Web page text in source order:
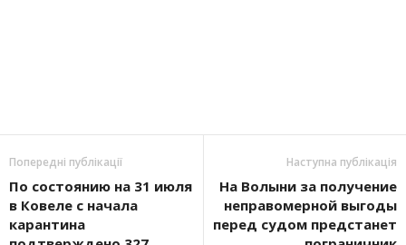
Попередні публікації
По состоянию на 31 июля
в Ковеле с начала
карантина
Наступна публікація
На Волыни за получение
неправомерной выгоды
перед судом предстанет